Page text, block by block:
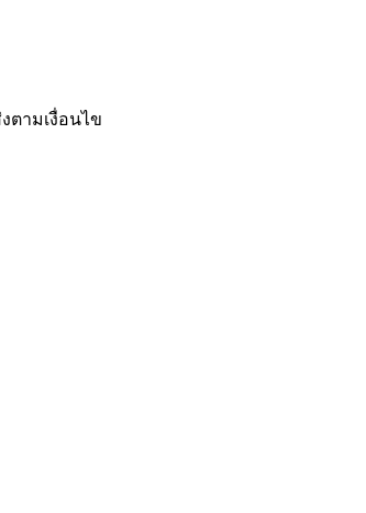
ตามเงื่อนไข